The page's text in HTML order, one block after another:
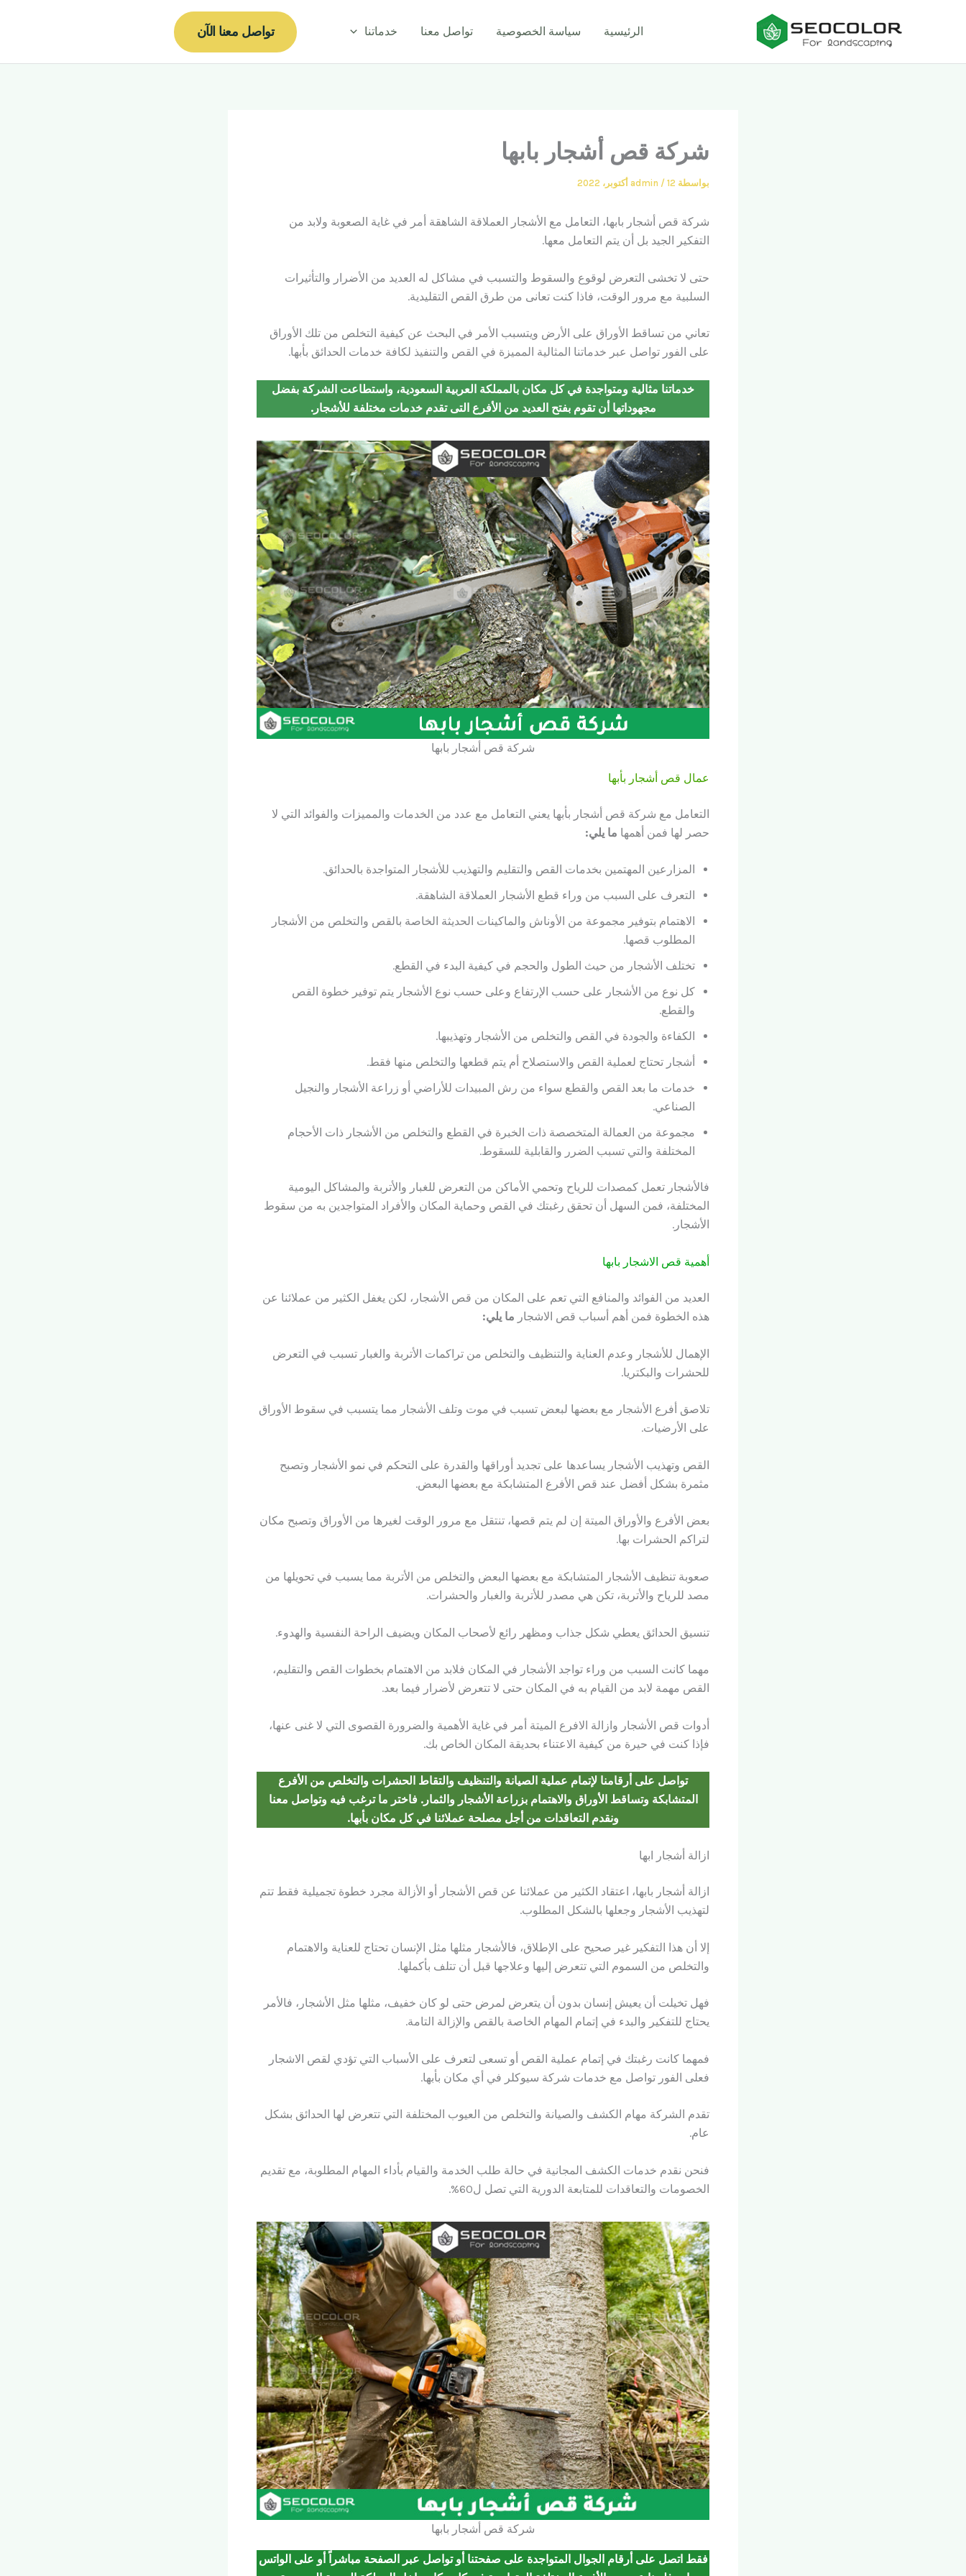
الرئيسية سياسة الخصوصية تواصل معنا خدماتنا البحث تواصل معنا الآن
شركة قص أشجار بابها
بواسطة admin / 12 أكتوبر، 2022
شركة قص أشجار بابها، التعامل مع الأشجار العملاقة الشاهقة أمر في غاية الصعوبة ولابد من
التفكير الجيد بل أن يتم التعامل معها.
حتى لا تخشى التعرض لوقوع والسقوط والتسبب في مشاكل له العديد من الأضرار والتأثيرات
السلبية مع مرور الوقت، فاذا كنت تعانى من طرق القص التقليدية.
تعاني من تساقط الأوراق على الأرض ويتسبب الأمر في البحث عن كيفية التخلص من تلك الأوراق
على الفور تواصل عبر خدماتنا المثالية المميزة في القص والتنفيذ لكافة خدمات الحدائق بأبها.
خدماتنا مثالية ومتواجدة في كل مكان بالمملكة العربية السعودية، واستطاعت الشركة بفضل
مجهوداتها أن تقوم بفتح العديد من الأفرع التى تقدم خدمات مختلفة للأشجار.
شركة قص أشجار بابها
عمال قص أشجار بأبها
التعامل مع شركة قص أشجار بأبها يعني التعامل مع عدد من الخدمات والمميزات والفوائد التي لا
حصر لها فمن أهمها ما يلي:
المزارعين المهتمين بخدمات القص والتقليم والتهذيب للأشجار المتواجدة بالحدائق.
التعرف على السبب من وراء قطع الأشجار العملاقة الشاهقة.
الاهتمام بتوفير مجموعة من الأوناش والماكينات الحديثة الخاصة بالقص والتخلص من الأشجار
المطلوب قصها.
تختلف الأشجار من حيث الطول والحجم في كيفية البدء في القطع.
كل نوع من الأشجار على حسب الإرتفاع وعلى حسب نوع الأشجار يتم توفير خطوة القص
والقطع.
الكفاءة والجودة في القص والتخلص من الأشجار وتهذيبها.
أشجار تحتاج لعملية القص والاستصلاح أم يتم قطعها والتخلص منها فقط.
خدمات ما بعد القص والقطع سواء من رش المبيدات للأراضي أو زراعة الأشجار والنجيل
الصناعي.
مجموعة من العمالة المتخصصة ذات الخبرة في القطع والتخلص من الأشجار ذات الأحجام
المختلفة والتي تسبب الضرر والقابلية للسقوط.
فالأشجار تعمل كمصدات للرياح وتحمي الأماكن من التعرض للغبار والأتربة والمشاكل اليومية
المختلفة، فمن السهل أن تحقق رغبتك في القص وحماية المكان والأفراد المتواجدين به من سقوط
الأشجار.
أهمية قص الاشجار بابها
العديد من الفوائد والمنافع التي تعم على المكان من قص الأشجار، لكن يغفل الكثير من عملائنا عن
هذه الخطوة فمن أهم أسباب قص الاشجار ما يلي:
الإهمال للأشجار وعدم العناية والتنظيف والتخلص من تراكمات الأتربة والغبار تسبب في التعرض
للحشرات والبكتريا.
تلاصق أفرع الأشجار مع بعضها لبعض تسبب في موت وتلف الأشجار مما يتسبب في سقوط الأوراق
على الأرضيات.
القص وتهذيب الأشجار يساعدها على تجديد أوراقها والقدرة على التحكم في نمو الأشجار وتصبح
مثمرة بشكل أفضل عند قص الأفرع المتشابكة مع بعضها البعض.
بعض الأفرع والأوراق الميتة إن لم يتم قصها، تنتقل مع مرور الوقت لغيرها من الأوراق وتصبح مكان
لتراكم الحشرات بها.
صعوبة تنظيف الأشجار المتشابكة مع بعضها البعض والتخلص من الأتربة مما يسبب في تحويلها من
مصد للرياح والأتربة، تكن هي مصدر للأتربة والغبار والحشرات.
تنسيق الحدائق يعطي شكل جذاب ومظهر رائع لأصحاب المكان ويضيف الراحة النفسية والهدوء.
مهما كانت السبب من وراء تواجد الأشجار في المكان فلابد من الاهتمام بخطوات القص والتقليم،
القص مهمة لابد من القيام به في المكان حتى لا تتعرض لأضرار فيما بعد.
أدوات قص الأشجار وازالة الافرع الميتة أمر في غاية الأهمية والضرورة القصوى التي لا غنى عنها،
فإذا كنت في حيرة من كيفية الاعتناء بحديقة المكان الخاص بك.
تواصل على أرقامنا لإتمام عملية الصيانة والتنظيف والتقاط الحشرات والتخلص من الأفرع
المتشابكة وتساقط الأوراق والاهتمام بزراعة الأشجار والثمار. فاختر ما ترغب فيه وتواصل معنا
ونقدم التعاقدات من أجل مصلحة عملائنا في كل مكان بأبها.
ازالة أشجار ابها
ازالة أشجار بابها، اعتقاد الكثير من عملائنا عن قص الأشجار أو الأزالة مجرد خطوة تجميلية فقط تتم
لتهذيب الأشجار وجعلها بالشكل المطلوب.
إلا أن هذا التفكير غير صحيح على الإطلاق، فالأشجار مثلها مثل الإنسان تحتاج للعناية والاهتمام
والتخلص من السموم التي تتعرض إليها وعلاجها قبل أن تتلف بأكملها.
فهل تخيلت أن يعيش إنسان بدون أن يتعرض لمرض حتى لو كان خفيف، مثلها مثل الأشجار، فالأمر
يحتاج للتفكير والبدء في إتمام المهام الخاصة بالقص والإزالة التامة.
فمهما كانت رغبتك في إتمام عملية القص أو تسعى لتعرف على الأسباب التي تؤدي لقص الاشجار
فعلى الفور تواصل مع خدمات شركة سيوكلر في أي مكان بأبها.
تقدم الشركة مهام الكشف والصيانة والتخلص من العيوب المختلفة التي تتعرض لها الحدائق بشكل
عام.
فنحن نقدم خدمات الكشف المجانية في حالة طلب الخدمة والقيام بأداء المهام المطلوبة، مع تقديم
الخصومات والتعاقدات للمتابعة الدورية التي تصل ل60%.
شركة قص أشجار بابها
فقط اتصل على أرقام الجوال المتواجدة على صفحتنا أو تواصل عبر الصفحة مباشراً أو على الواتس